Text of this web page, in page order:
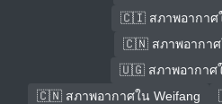
🇨🇮 สภาพอากาศ
🇨🇳 สภาพอากาศ
🇺🇬 สภาพอากาศ
🇨🇳 สภาพอากาศใน Weifang